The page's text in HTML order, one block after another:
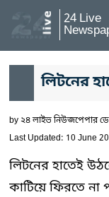
24 Live
লিটনের
by২৪ লাইভ নিউজপেপার
Last Updated: 10 June
লিটনের হাতেই
কাটিয়ে ফিরতে